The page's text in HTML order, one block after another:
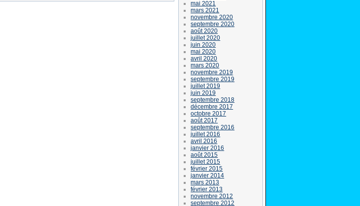
mai 2021
mars 2021
novembre 2020
septembre 2020
août 2020
juillet 2020
juin 2020
mai 2020
avril 2020
mars 2020
novembre 2019
septembre 2019
juillet 2019
juin 2019
septembre 2018
décembre 2017
octobre 2017
août 2017
septembre 2016
juillet 2016
avril 2016
janvier 2016
août 2015
juillet 2015
février 2015
janvier 2014
mars 2013
février 2013
novembre 2012
septembre 2012